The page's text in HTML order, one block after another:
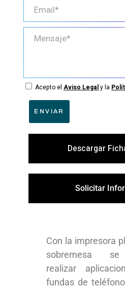
Acepto elAviso Legaly la
ENVIAR
Descargar
Solicitar
Con la impresora
sobremesa
realizar
fundas de